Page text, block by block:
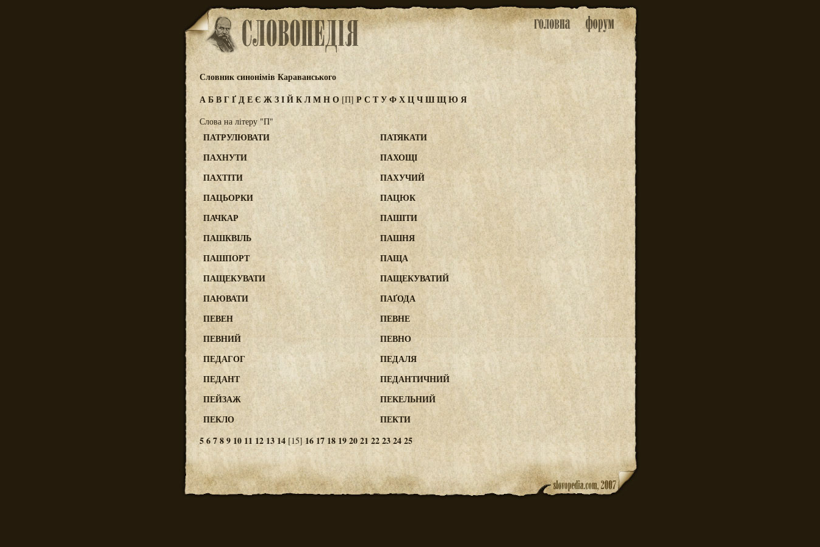
Словник синонімів Караванського
АБВГҐДЕЄ ЖЗІЙКЛМНО [П]РС ТУФХЦЧШЩЮ Я
Слова на літеру "П"
ПАТРУЛЮВАТИ
ПАТЯКАТИ
ПАХНУТИ
ПАХОЩІ
ПАХТІТИ
ПАХУЧИЙ
ПАЦЬОРКИ
ПАЦЮК
ПАЧКАР
ПАШІТИ
ПАШКВІЛЬ
ПАШНЯ
ПАШПОРТ
ПАЩА
ПАЩЕКУВАТИ
ПАЩЕКУВАТИЙ
ПАЮВАТИ
ПАҐОДА
ПЕВЕН
ПЕВНЕ
ПЕВНИЙ
ПЕВНО
ПЕДАГОГ
ПЕДАЛЯ
ПЕДАНТ
ПЕДАНТИЧНИЙ
ПЕЙЗАЖ
ПЕКЕЛЬНИЙ
ПЕКЛО
ПЕКТИ
56789 10 11 12 13 14 [15] 16 17 18 192021 22232425